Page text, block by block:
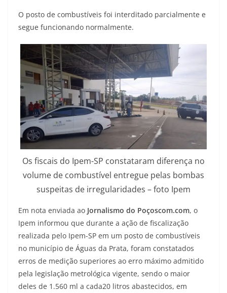
O posto de combustíveis foi interditado parcialmente e
segue funcionando normalmente.
Os fiscais do Ipem-SP constataram diferença no
volume de combustível entregue pelas bombas
suspeitas de irregularidades – foto Ipem
Em nota enviada ao Jornalismo do Poçoscom.com, o
Ipem informou que durante a ação de fiscalização
realizada pelo Ipem-SP em um posto de combustíveis
no município de Águas da Prata, foram constatados
erros de medição superiores ao erro máximo admitido
pela legislação metrológica vigente, sendo o maior
deles de 1.560 ml a cada20 litros abastecidos, em